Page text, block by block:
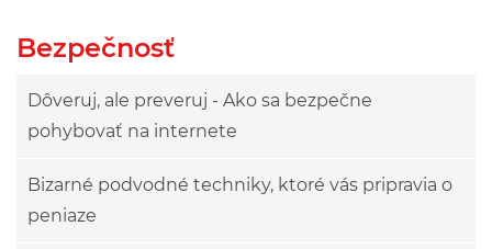
Bezpečnosť
Dôveruj, ale preveruj - Ako sa bezpečne
pohybovať na internete
Bizarné podvodné techniky, ktoré vás pripravia o
peniaze